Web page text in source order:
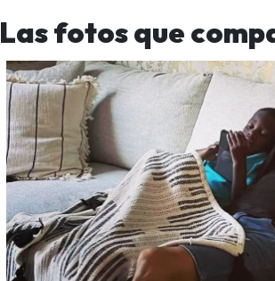
Las fotos que